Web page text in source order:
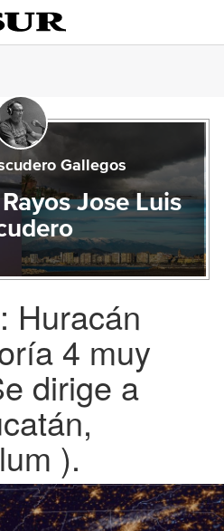
Gallegos
Jose Luis
Huracán
4 muy
dirige a
).